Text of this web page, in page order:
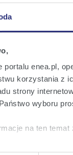
portalu enea.pl,
korzystania z
strony
wyboru
na ten
wszystkie
na
o